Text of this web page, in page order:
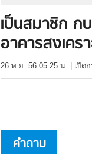
เป็นสมาชิก ก
อาคารสงเคร
26 พ.ย. 56 05.25 น. เปิด
คำถาม